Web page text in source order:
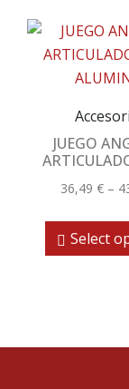
JUEGO
36,49€ –
Select